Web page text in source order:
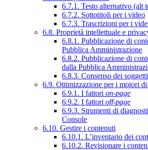
6.7.1. Testo alternativo (alt
6.7.2. Sottotitoli per i video
6.7.3. Trascrizioni per i
6.8. Proprietà intellettuale e
6.8.1. Pubblicazione di
Pubblica Amministrazione
6.8.2. Pubblicazione di
dalla Pubblica
6.8.3. Consenso dei
6.9. Ottimizzazione per i motori
6.9.1. I fattori on-page
6.9.2. I fattori off-page
6.9.3. Strumenti di
Console
6.10. Gestire i contenuti
6.10.1. L’inventario dei
6.10.2. Revisionare i